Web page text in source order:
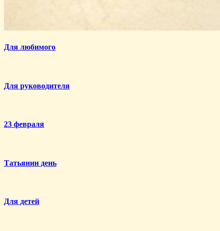
Для любимого
Для руководителя
23 февраля
Татьянин день
Для детей